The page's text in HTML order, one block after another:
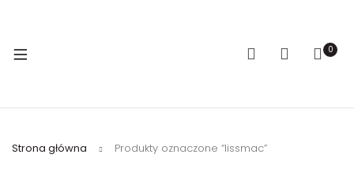
0
Strona główna Produkty oznaczone “lissmac”